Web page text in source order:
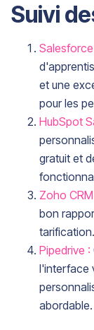
Suivi
et une
pour les
HubSpot
gratuit et
Zoho
bon
tarification.
Pipedrive :
l'interface
abordable.